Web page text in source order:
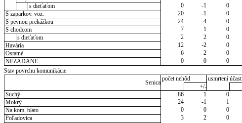
s dieťaťom
0 -1 0
S zaparkov. voz.
20 -1 0
S pevnou prekážkou
24 -4 0
S chodcom
7 1 0
s dieťaťom
2 2 0
Havária
12 -2 0
Ostatné
6 2 0
NEZADANÉ
0 0 0
Stav povrchu komunikácie
Senica
počet nehôd usmrtení účast.
+/-
Suchý
86 1 0
Mokrý
24 -1 1
Na kom. blato
0 0 0
Poľadovica
3 2 0